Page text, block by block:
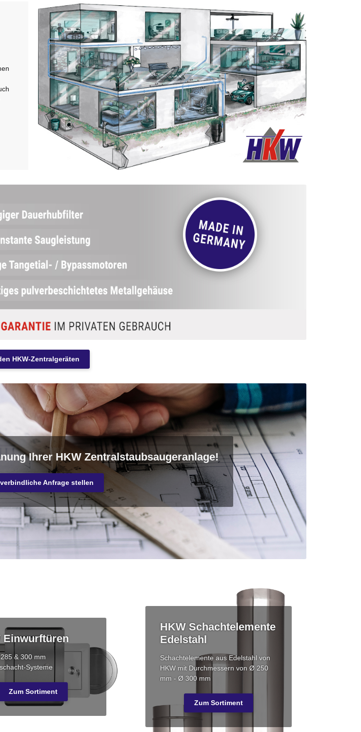
HKW-Zentralgeräten
Ihrer HKW Zentralstaubsaugeranlage!
Anfrage stellen
Einwurftüren
& 300 mm
Systeme
Zum Sortiment
HKW Schachtelemente
Edelstahl
Schachtelemente aus Edelstahl von
HKW mit Durchmessern von Ø 250
mm - Ø 300 mm
Zum Sortiment